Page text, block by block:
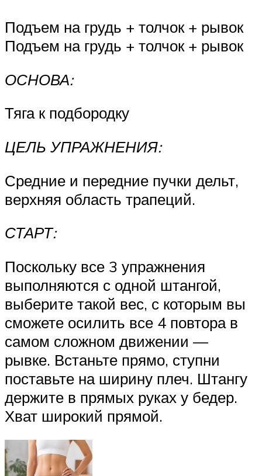
Подъем на грудь + толчок + рывок
Подъем на грудь + толчок + рывок
ОСНОВА:
Тяга к подбородку
ЦЕЛЬ УПРАЖНЕНИЯ:
Средние и передние пучки дельт,
верхняя область трапеций.
СТАРТ:
Поскольку все 3 упражнения
выполняются с одной штангой,
выберите такой вес, с которым вы
сможете осилить все 4 повтора в
самом сложном движении —
рывке. Встаньте прямо, ступни
поставьте на ширину плеч. Штангу
держите в прямых руках у бедер.
Хват широкий прямой.